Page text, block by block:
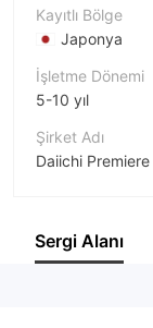
Kayıtlı Bölge
Japonya
İşletme Dönemi
5-10 yıl
Şirket Adı
Daiichi
Şirket çalışanı
Sergi Alanı